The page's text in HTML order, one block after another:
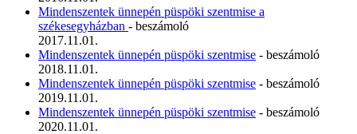
Mindenszentek ünnepén püspöki szentmise a
székesegyházban - beszámoló
2017.11.01.
Mindenszentek ünnepén püspöki szentmise - beszámoló
2018.11.01.
Mindenszentek ünnepén püspöki szentmise - beszámoló
2019.11.01.
Mindenszentek ünnepén püspöki szentmise - beszámoló
2020.11.01.